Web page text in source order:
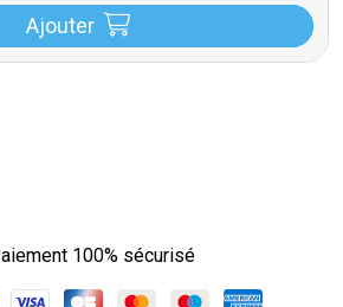
Ajouter
100% sécurisé